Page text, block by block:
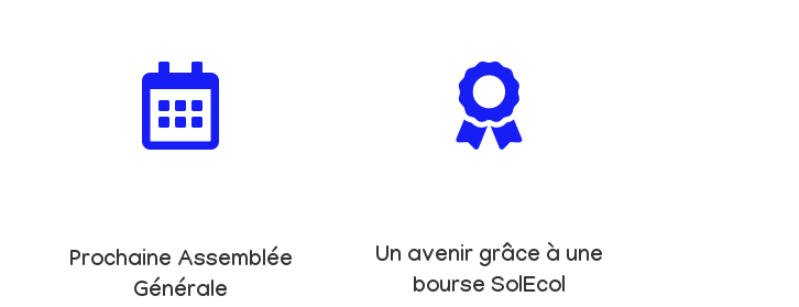
Prochaine Assemblée
Générale
Un avenir grâce à une
bourse SolEcol